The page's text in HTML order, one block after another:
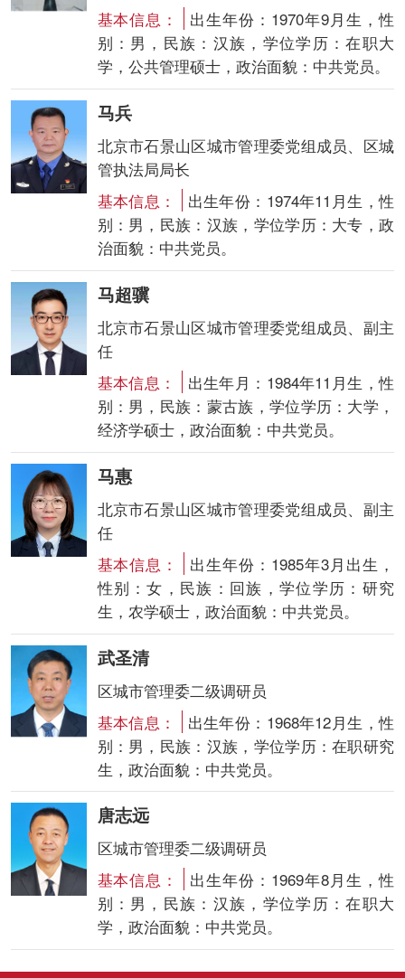
基本信息：
出生年份：1970年9月生，性
别：男，民族：汉族，学位学历：在职大
学，公共管理硕士，政治面貌：中共党员。
马兵
北京市石景山区城市管理委党组成员、区城
管执法局局长
基本信息：
出生年份：1974年11月生，性
别：男，民族：汉族，学位学历：大专，政
治面貌：中共党员。
马超骥
北京市石景山区城市管理委党组成员、副主
任
基本信息：
出生年月：1984年11月生，性
别：男，民族：蒙古族，学位学历：大学，
经济学硕士，政治面貌：中共党员。
马惠
北京市石景山区城市管理委党组成员、副主
任
基本信息：
出生年份：1985年3月出生，
性别：女，民族：回族，学位学历：研究
生，农学硕士，政治面貌：中共党员。
武圣清
区城市管理委二级调研员
基本信息：
出生年份：1968年12月生，性
别：男，民族：汉族，学位学历：在职研究
生，政治面貌：中共党员。
唐志远
区城市管理委二级调研员
基本信息：
出生年份：1969年8月生，性
别：男，民族：汉族，学位学历：在职大
学，政治面貌：中共党员。